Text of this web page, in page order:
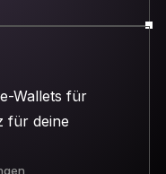
Wallets für
für deine